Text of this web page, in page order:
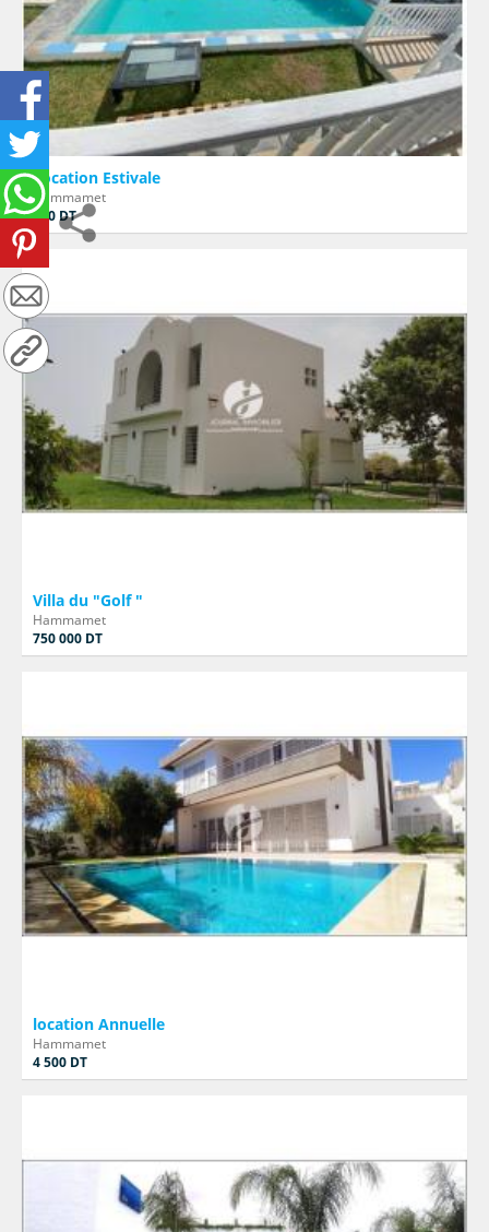
Location Estivale
Hammamet
800 DT
Villa du "Golf "
Hammamet
750 000 DT
location Annuelle
Hammamet
4 500 DT